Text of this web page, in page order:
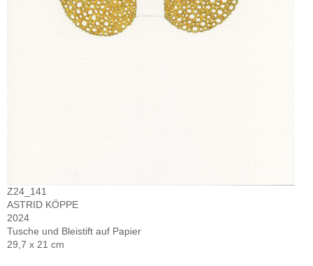
Z24_141
ASTRID KÖPPE
2024
Tusche und Bleistift auf Papier
29,7 x 21 cm